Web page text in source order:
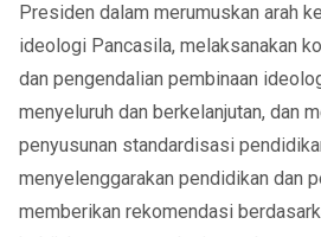
Presiden dalam merumuskan arah
ideologi Pancasila, melaksanakan
dan pengendalian pembinaan
menyeluruh dan berkelanjutan, dan
penyusunan standardisasi
menyelenggarakan pendidikan dan
memberikan rekomendasi